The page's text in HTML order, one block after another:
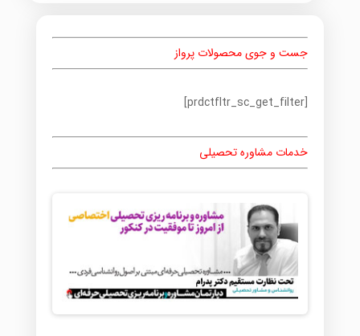
جست و جوی محصولات پرواز
[prdctfltr_sc_get_filter]
خدمات مشاوره تحصیلی